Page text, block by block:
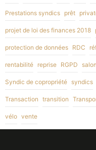
Prestations syndics prêt
projet de loi des finances 2018
protection de données RDC
rentabilité reprise RGPD salon
Syndic de copropriété syndics
Transaction transition
vélo vente